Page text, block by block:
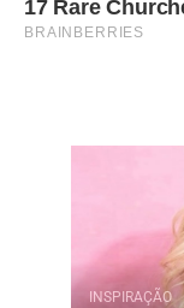
INSPIRAÇÃO